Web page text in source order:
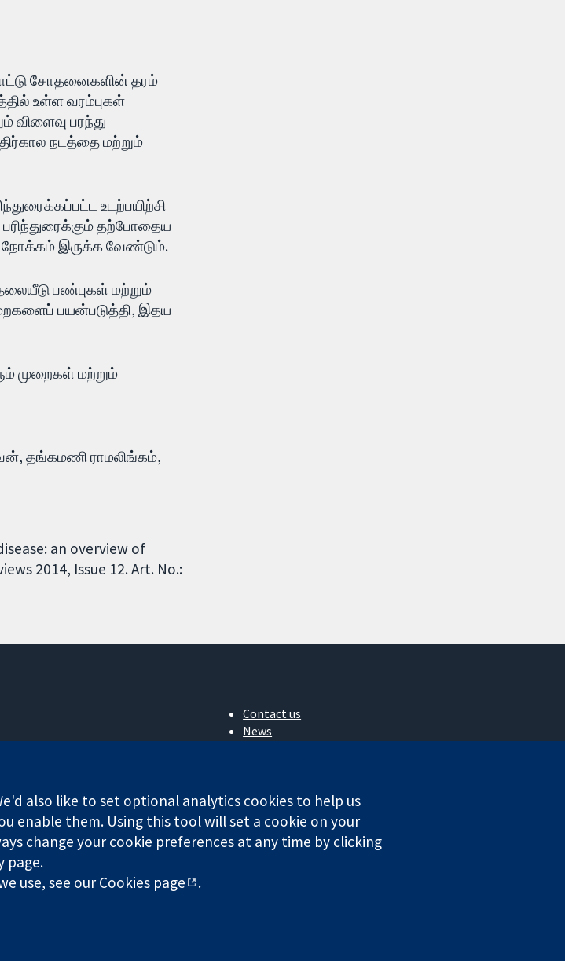
சோதனைகளின் தரம்
உள்ள வரம்புகள்
விளைவு பரந்து
நடத்தை மற்றும்
உடற்பயிற்சி
தற்போதைய
நோக்கம் இருக்க வேண்டும்.
பண்புகள் மற்றும்
பயன்படுத்தி, இதய
முறைகள் மற்றும்
தங்கமணி ராமலிங்கம்,
an overview of
2014, Issue 12. Art. No.:
Contact us
News
Cochrane Library
registered in England & Wales. VAT registration number GB 718 2127 49.
Website Terms & Conditions
also like to set optional analytics cookies to help us
enable them. Using this tool will set a cookie on your
change your cookie preferences at any time by clicking
page.
use, see ourCookies page .